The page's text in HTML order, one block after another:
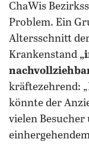
ChaWis
Problem. Ein
Altersschnitt
Krankenstand
kräftezehrend:
könnte der
vielen